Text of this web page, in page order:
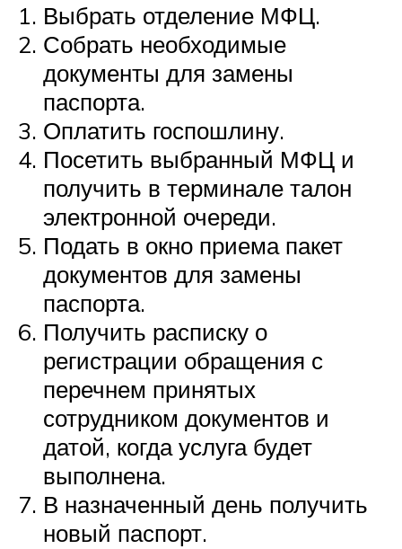
Выбрать отделение МФЦ.
Собрать необходимые
документы для замены
паспорта.
Оплатить госпошлину.
Посетить выбранный МФЦ и
получить в терминале талон
электронной очереди.
Подать в окно приема пакет
документов для замены
паспорта.
Получить расписку о
регистрации обращения с
перечнем принятых
сотрудником документов и
датой, когда услуга будет
выполнена.
В назначенный день получить
новый паспорт.